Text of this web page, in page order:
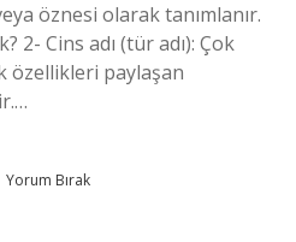
öznesi olarak tanımlanır.
2- Cins adı (tür adı): Çok
özellikleri paylaşan
Yorum Bırak